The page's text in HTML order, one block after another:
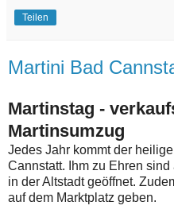
Teilen
Martini Bad
Martinstag -
Martinsumzug
Jedes Jahr kommt der
Cannstatt. Ihm zu Ehren
in der Altstadt geöffnet.
auf dem Marktplatz geben.